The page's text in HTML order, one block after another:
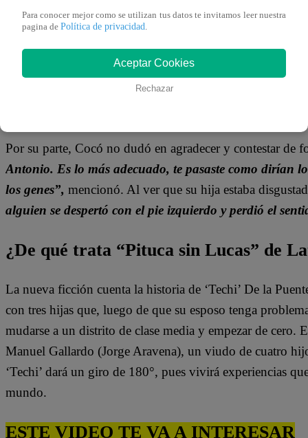
Por su parte, Cocó no dudó en agradecer y contestar
Antonio. Es lo más adecuado, te pasaste como dirían
los genes”, mencionó. Al ver que su hija estaba
alguien se despertó con el pie izquierdo y perdió el
¿De qué trata “Pituca sin Lucas” de
La nueva ficción cuenta la historia de ‘Techi’ De la
con tres hijas que, luego de que su esposo tenga
mudarse a un distrito de clase media y empezar de cero.
Manuel Gallardo (Jorge Aravena), un viudo de cuatro
‘Techi’ dará un giro de 180°, pues vivirá experiencias
mundo.
ESTE VIDEO TE VA A INTERESAR
Para conocer mejor como se utilizan tus datos te invitamos leer nuestra
pagina de Política de privacidad.
Aceptar Cookies
Rechazar